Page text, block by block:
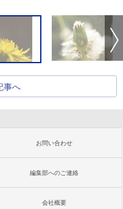
事へ
お問い合わせ
編集部へのご連絡
会社概要